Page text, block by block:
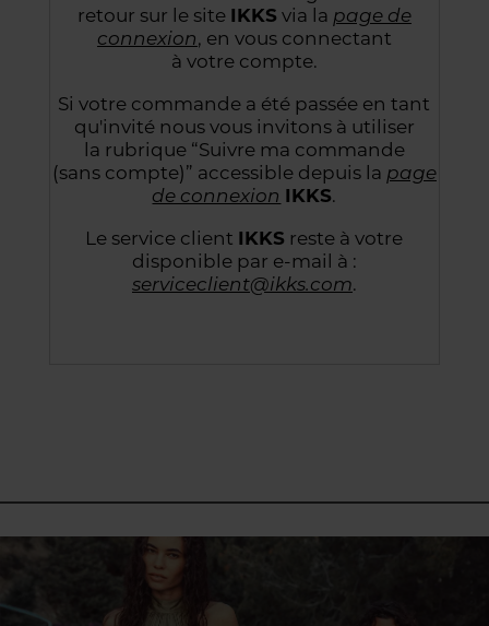
retour sur le site IKKS via la page de
connexion, en vous connectant
à votre compte.
Si votre commande a été passée en tant
qu'invité nous vous invitons à utiliser
la rubrique “Suivre ma commande
(sans compte)” accessible depuis la page
de connexion IKKS.
Le service client IKKS reste à votre
disponible par e-mail à :
serviceclient@ikks.com.